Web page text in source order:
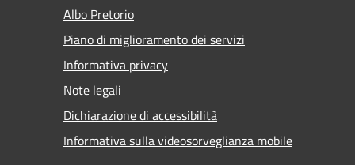
Albo Pretorio
Piano di miglioramento dei servizi
Informativa privacy
Note legali
Dichiarazione di accessibilità
Informativa sulla videosorveglianza mobile